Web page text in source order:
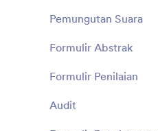
Pemungutan Suara
Formulir Abstrak
Formulir Penilaian
Audit